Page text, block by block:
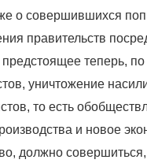
о совершившихся
прaвительств
теперь, по
уничтожение
то есть
и новое
должно